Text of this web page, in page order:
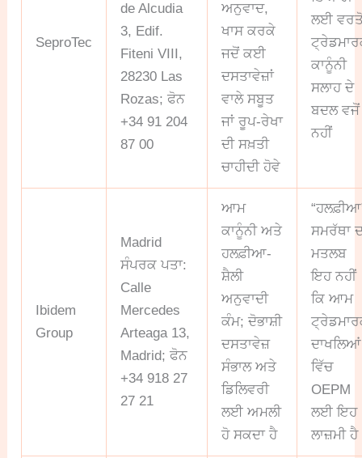
SeproTec
de Alcudia
3, Edif.
Fiteni VIII,
28230 Las
Rozas; ਫੋਨ
+34 91 204
87 00
ਅਨੁਵਾਦ,
ਖਾਸ ਕਰਕੇ
ਜਦੋਂ ਕਈ
ਦਸਤਾਵੇਜ਼ਾਂ
ਵਾਲੇ ਸਬੂਤ
ਜਾਂ ਰੂਪ-ਰੇਖਾ
ਦੀ ਸਖ਼ਤੀ
ਚਾਹੀਦੀ ਹੋਵੇ
ਲਈ
ਕਾਨੂੰਨੀ
ਸਲਾਹ ਦੇ
ਬਦਲ ਵਜੋਂ
ਨਹੀਂ
Ibidem
Group
Madrid
ਸੰਪਰਕ ਪਤਾ:
Calle
Mercedes
Arteaga 13,
Madrid; ਫੋਨ
+34 918 27
27 21
ਆਮ
ਕਾਨੂੰਨੀ ਅਤੇ
ਹਲਫ਼ੀਆ-
ਸ਼ੈਲੀ
ਅਨੁਵਾਦੀ
ਕੰਮ; ਦੋਭਾਸ਼ੀ
ਦਸਤਾਵੇਜ਼
ਸੰਭਾਲ ਅਤੇ
ਡਿਲਿਵਰੀ
ਲਈ ਅਮਲੀ
ਹੋ ਸਕਦਾ ਹੈ
ਸਮਰੱਥਾ
ਮਤਲਬ
ਇਹ ਨਹੀਂ
ਕਿ ਆਮ
ਦਾਖਲਿਆਂ
ਵਿੱਚ
OEPM
ਲਈ ਇਹ
ਲਾਜ਼ਮੀ ਹੈ